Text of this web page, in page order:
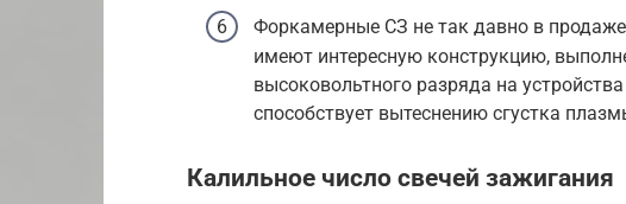
Форкамерные СЗ не так давно в
имеют интересную конструкцию,
высоковольтного разряда на
способствует вытеснению сгустка
Калильное число свечей зажигания